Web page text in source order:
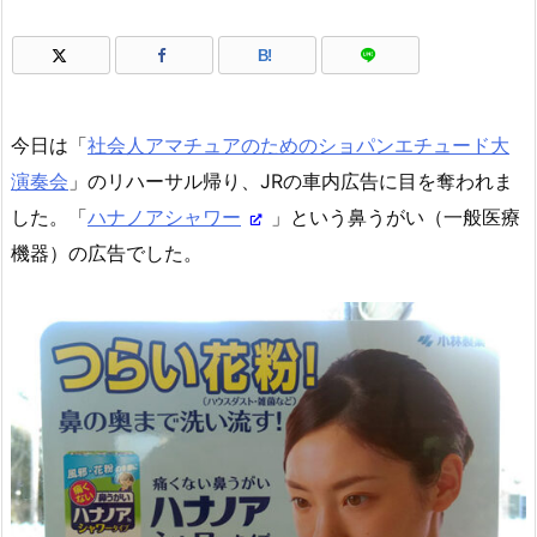
B!
今日は「社会人アマチュアのためのショパンエチュード大
演奏会 」のリハーサル帰り、JRの車内広告に目を奪われま
した。「ハナノアシャワー
」という鼻うがい（一般医療
機器）の広告でした。